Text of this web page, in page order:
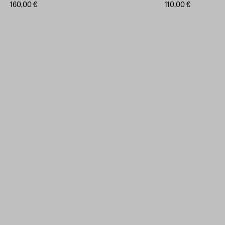
160,00 €
110,00 €